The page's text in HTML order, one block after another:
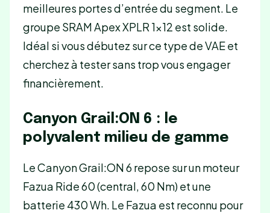
meilleures portes d’entrée du segment. Le
groupe SRAM Apex XPLR 1×12 est solide.
Idéal si vous débutez sur ce type de VAE et
cherchez à tester sans trop vous engager
financièrement.
Canyon Grail:ON 6 : le
polyvalent milieu de gamme
Le Canyon Grail:ON 6 repose sur un moteur
Fazua Ride 60 (central, 60 Nm) et une
batterie 430 Wh. Le Fazua est reconnu pour